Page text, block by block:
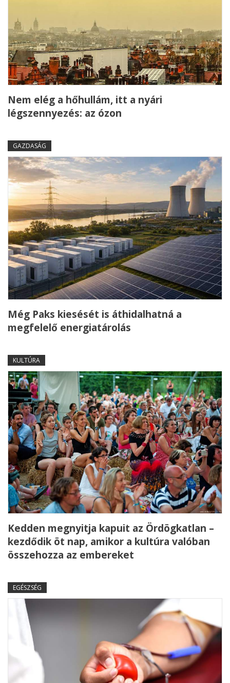
Nem elég a hőhullám, itt a nyári
légszennyezés: az ózon
GAZDASÁG
Még Paks kiesését is áthidalhatná a
megfelelő energiatárolás
KULTÚRA
Kedden megnyitja kapuit az Ördögkatlan –
kezdődik öt nap, amikor a kultúra valóban
összehozza az embereket
EGÉSZSÉG